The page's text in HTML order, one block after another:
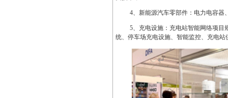
4、新能源汽车零部件：电力电容
5、充电设施：充电站智能网络项
统、停车场充电设施、智能监控、充电站